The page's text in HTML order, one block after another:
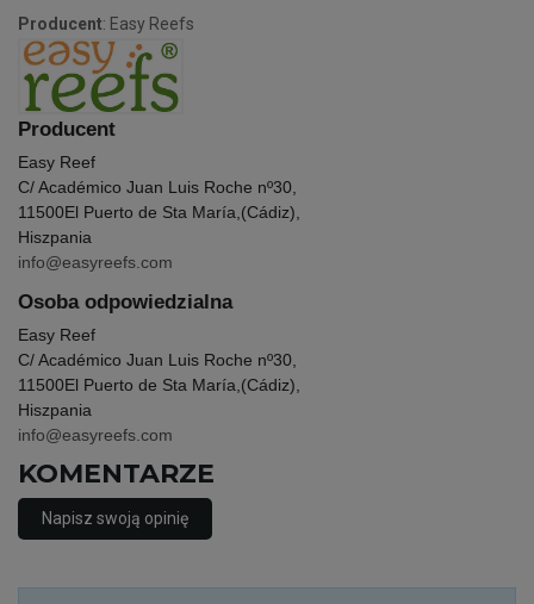
Producent: Easy Reefs
Producent
Easy Reef
C/ Académico Juan Luis Roche nº30,
11500El Puerto de Sta María,(Cádiz),
Hiszpania
info@easyreefs.com
Osoba odpowiedzialna
Easy Reef
C/ Académico Juan Luis Roche nº30,
11500El Puerto de Sta María,(Cádiz),
Hiszpania
info@easyreefs.com
KOMENTARZE
Napisz swoją opinię